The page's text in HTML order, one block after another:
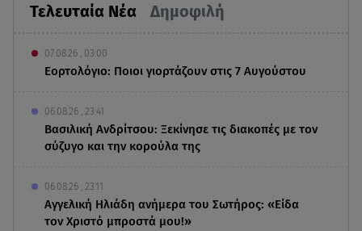
Τελευταία Νέα Δημοφιλή
07.08.26 , 03:00
Εορτολόγιο: Ποιοι γιορτάζουν στις 7 Αυγούστου
06.08.26 , 23:41
Βασιλική Ανδρίτσου: Ξεκίνησε τις διακοπές με τον
σύζυγο και την κορούλα της
06.08.26 , 23:11
Αγγελική Ηλιάδη ανήμερα του Σωτήρος: «Είδα
τον Χριστό μπροστά μου!»